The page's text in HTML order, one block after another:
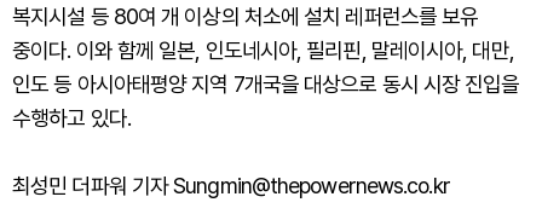
복지시설 등 80여 개 이상의 처소에 설치 레퍼런스를 보유
중이다. 이와 함께 일본, 인도네시아, 필리핀, 말레이시아, 대만,
인도 등 아시아태평양 지역 7개국을 대상으로 동시 시장 진입을
수행하고 있다.
최성민 더파워 기자 Sungmin@thepowernews.co.kr